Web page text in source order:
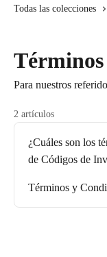
Todas las colecciones
Para nuestros
2 artículos
¿Cuáles son los
de Códigos de
Términos y